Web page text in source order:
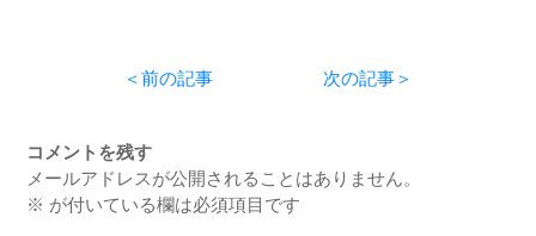
＜前の記事 次の記事＞
コメントを残す
メールアドレスが公開されることはありません。
※ が付いている欄は必須項目です